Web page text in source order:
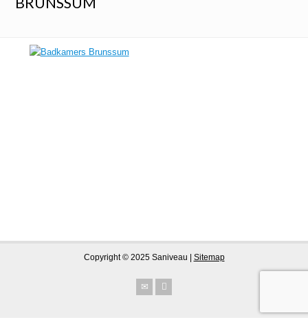
Copyright © 2025 Saniveau | Sitemap